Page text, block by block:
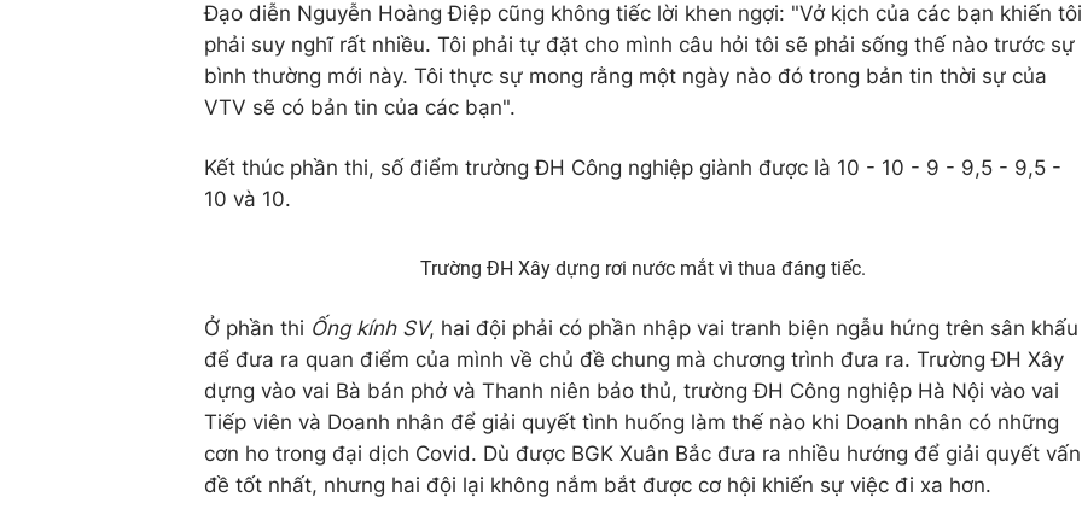
Đạo diễn Nguyễn Hoàng Điệp cũng không tiếc lời khen ngợi: "Vở kịch của các bạn khiến tôi
phải suy nghĩ rất nhiều. Tôi phải tự đặt cho mình câu hỏi tôi sẽ phải sống thế nào trước sự
bình thường mới này. Tôi thực sự mong rằng một ngày nào đó trong bản tin thời sự của
VTV sẽ có bản tin của các bạn".
Kết thúc phần thi, số điểm trường ĐH Công nghiệp giành được là 10 - 10 - 9 - 9,5 - 9,5 -
10 và 10.
Trường ĐH Xây dựng rơi nước mắt vì thua đáng tiếc.
Ở phần thi Ống kính SV, hai đội phải có phần nhập vai tranh biện ngẫu hứng trên sân khấu
để đưa ra quan điểm của mình về chủ đề chung mà chương trình đưa ra. Trường ĐH Xây
dựng vào vai Bà bán phở và Thanh niên bảo thủ, trường ĐH Công nghiệp Hà Nội vào vai
Tiếp viên và Doanh nhân để giải quyết tình huống làm thế nào khi Doanh nhân có những
cơn ho trong đại dịch Covid. Dù được BGK Xuân Bắc đưa ra nhiều hướng để giải quyết vấn
đề tốt nhất, nhưng hai đội lại không nắm bắt được cơ hội khiến sự việc đi xa hơn.